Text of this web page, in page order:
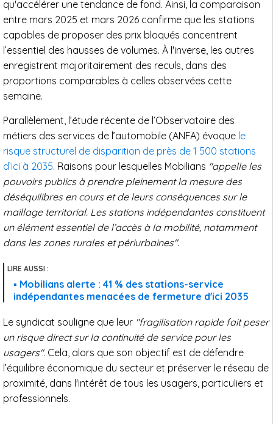
qu'accélérer une tendance de fond. Ainsi, la comparaison
entre mars 2025 et mars 2026 confirme que les stations
capables de proposer des prix bloqués concentrent
l’essentiel des hausses de volumes. À l'inverse, les autres
enregistrent majoritairement des reculs, dans des
proportions comparables à celles observées cette
semaine.
Parallèlement, l’étude récente de l’Observatoire des
métiers des services de l’automobile (ANFA) évoque le
risque structurel de disparition de près de 1 500 stations
d’ici à 2035. Raisons pour lesquelles Mobilians "appelle les
pouvoirs publics à prendre pleinement la mesure des
déséquilibres en cours et de leurs conséquences sur le
maillage territorial. Les stations indépendantes constituent
un élément essentiel de l’accès à la mobilité, notamment
dans les zones rurales et périurbaines".
Mobilians alerte : 41 % des stations-service
indépendantes menacées de fermeture d'ici 2035
Le syndicat souligne que leur "fragilisation rapide fait peser
un risque direct sur la continuité de service pour les
usagers". Cela, alors que son objectif est de défendre
l’équilibre économique du secteur et préserver le réseau de
proximité, dans l'intérêt de tous les usagers, particuliers et
professionnels.